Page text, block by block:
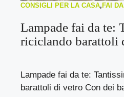
CONSIGLI PER LA CASA, FAI
Lampade fai da te:
riciclando barattoli
Lampade fai da te:
barattoli di vetro Con dei